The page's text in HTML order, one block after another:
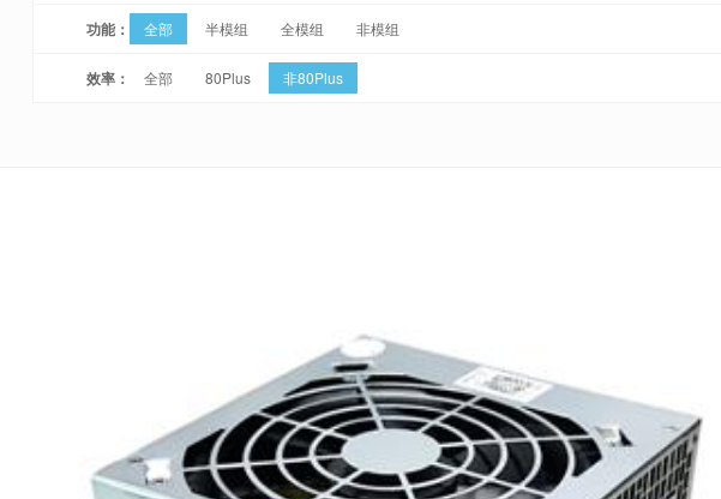
功能： 全部 半模组 全模组 非模组
效率： 全部 80Plus 非80Plus